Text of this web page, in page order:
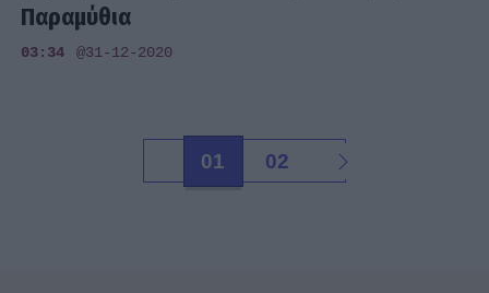
Παραμύθια
03:34 @31-12-2020
01 02